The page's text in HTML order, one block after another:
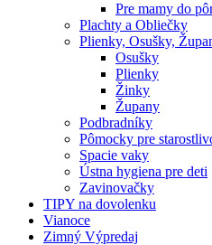
Pre mamy do
Plachty a Obliečky
Plienky, Osušky,
Osušky
Plienky
Žinky
Župany
Podbradníky
Pômocky pre
Spacie vaky
Ústna hygiena pre deti
Zavinovačky
TIPY na dovolenku
Vianoce
Zimný Výpredaj